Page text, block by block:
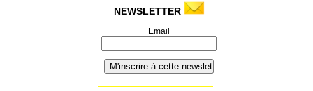
NEWSLETTER
Email